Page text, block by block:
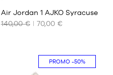
NOS
Air Jordan 1 AJKO Syracuse
140,00 €
70,00 €
PROMO -50%